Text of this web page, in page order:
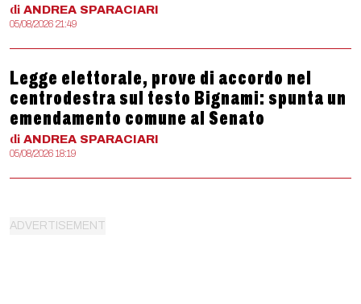
di ANDREA SPARACIARI
05/08/2026 21:49
Legge elettorale, prove di accordo nel
centrodestra sul testo Bignami: spunta un
emendamento comune al Senato
di ANDREA SPARACIARI
05/08/2026 18:19